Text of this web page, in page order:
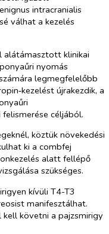
intracranialis
válhat a kezelés
alátámasztott klinikai
nyomás
legmegfelelőbb
újrakezdik, a
céljából.
köztük növekedési
ki a combfej
alatt fellépő
szükséges.
kívüli T4-T3
manifesztálhat.
követni a pajzsmirigy